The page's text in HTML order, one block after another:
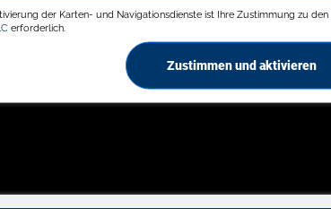
der Karten- und Navigationsdienste ist Ihre Zustimmung zu den
erforderlich.
Zustimmen und aktivieren